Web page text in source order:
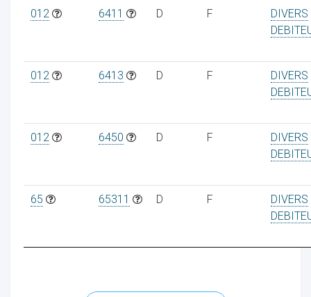
012 6411 D F
DIVERS
012 6413 D F
DIVERS
012 6450 D F
DIVERS
65 65311 D F
DIVERS